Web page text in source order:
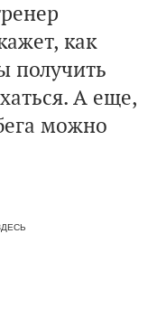
как
получить
А еще,
можно